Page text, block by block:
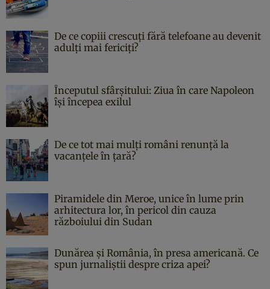
De ce copiii crescuți fără telefoane au devenit
adulți mai fericiți?
Începutul sfârşitului: Ziua în care Napoleon
îşi începea exilul
De ce tot mai mulți români renunță la
vacanțele în țară?
Piramidele din Meroe, unice în lume prin
arhitectura lor, în pericol din cauza
războiului din Sudan
Dunărea și România, în presa americană. Ce
spun jurnaliștii despre criza apei?